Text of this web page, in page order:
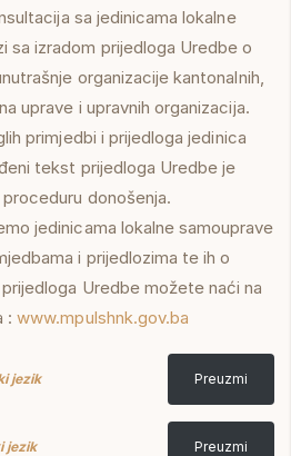
sa jedinicama lokalne
sa izradom prijedloga Uredbe o
organizacije kantonalnih,
uprave i upravnih organizacija.
primjedbi i prijedloga jedinica
tekst prijedloga Uredbe je
donošenja.
jedinicama lokalne samouprave
i prijedlozima te ih o
Uredbe možete naći na
:www.mpulshnk.gov.ba
jezik Preuzmi
jezik Preuzmi